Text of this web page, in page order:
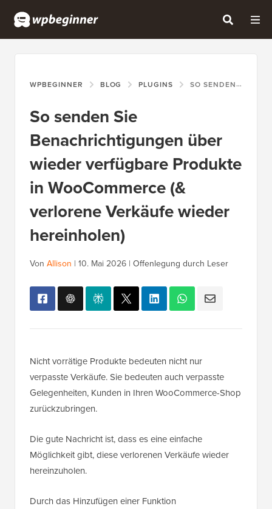
WPBEGINNER BLOG PLUGINS SO SENDEN SIE BENACHRICHTIGUNGEN ÜBER WIEDER VERFÜGBARE PRODUKTE IN WOOCOMMERCE (& VERLORENE VERKÄUFE WIEDER HEREINHOLEN)
So senden Sie
Benachrichtigungen über
wieder verfügbare Produkte
in WooCommerce (&
verlorene Verkäufe wieder
hereinholen)
Von Allison | 10. Mai 2026 | Offenlegung durch Leser
Nicht vorrätige Produkte bedeuten nicht nur
verpasste Verkäufe. Sie bedeuten auch verpasste
Gelegenheiten, Kunden in Ihren WooCommerce-Shop
zurückzubringen.
Die gute Nachricht ist, dass es eine einfache
Möglichkeit gibt, diese verlorenen Verkäufe wieder
hereinzuholen.
Durch das Hinzufügen einer Funktion